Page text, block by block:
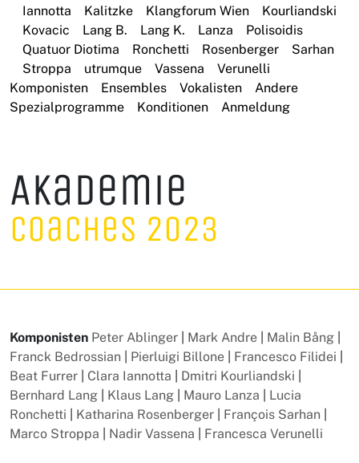
Iannotta
Kalitzke Klangforum Wien
Kourliandski
Kovacic
Lang B. Lang K. Lanza
Polisoidis
Quatuor Diotima
Ronchetti Rosenberger
Sarhan
Stroppa
utrumque Vassena
Verunelli
Komponisten
Ensembles Vokalisten
Andere
Spezialprogramme
Konditionen Anmeldung
Akademie
Coaches 2023
Komponisten Peter Ablinger Mark Andre Malin Bång
Franck Bedrossian
Pierluigi Billone Francesco Filidei
Beat Furrer
Clara Iannotta Dmitri Kourliandski
Bernhard Lang
Klaus Lang Mauro Lanza
Lucia
Ronchetti
Katharina Rosenberger François Sarhan
Marco Stroppa
Nadir Vassena Francesca Verunelli